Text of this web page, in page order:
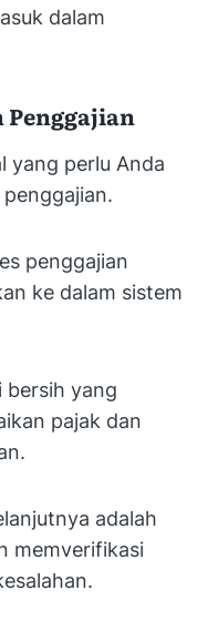
dalam
Penggajian
yang perlu Anda
penggajian
ke dalam sistem
bersih yang
pajak dan
adalah
memverifikasi